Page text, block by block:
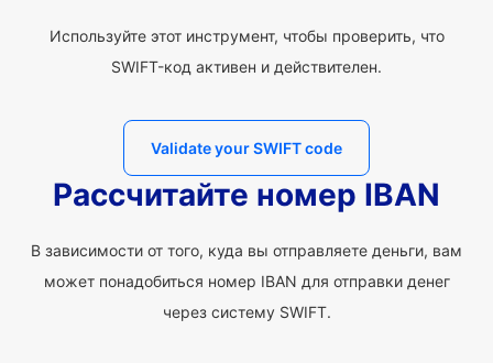
Используйте этот инструмент, чтобы проверить, что
SWIFT-код активен и действителен.
Validate your SWIFT code
Рассчитайте номер IBAN
В зависимости от того, куда вы отправляете деньги, вам
может понадобиться номер IBAN для отправки денег
через систему SWIFT.